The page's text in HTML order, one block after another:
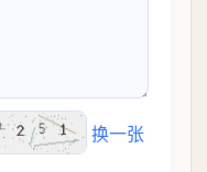
换一张